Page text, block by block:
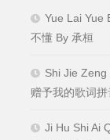
Yue Lai Yue
不懂 By 承桓
Shi Jie Zeng
赠予我的歌词
Ji Hu Shi Ai